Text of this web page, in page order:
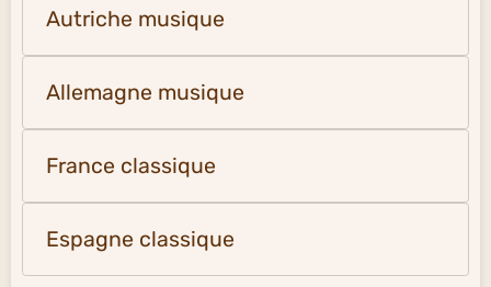
Autriche musique
Allemagne musique
France classique
Espagne classique